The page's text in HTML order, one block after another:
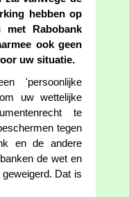
hebben op
met Rabobank
ook geen
uw situatie.
'persoonlijke
uw wettelijke
te
tegen
en de andere
de wet en
Dat is